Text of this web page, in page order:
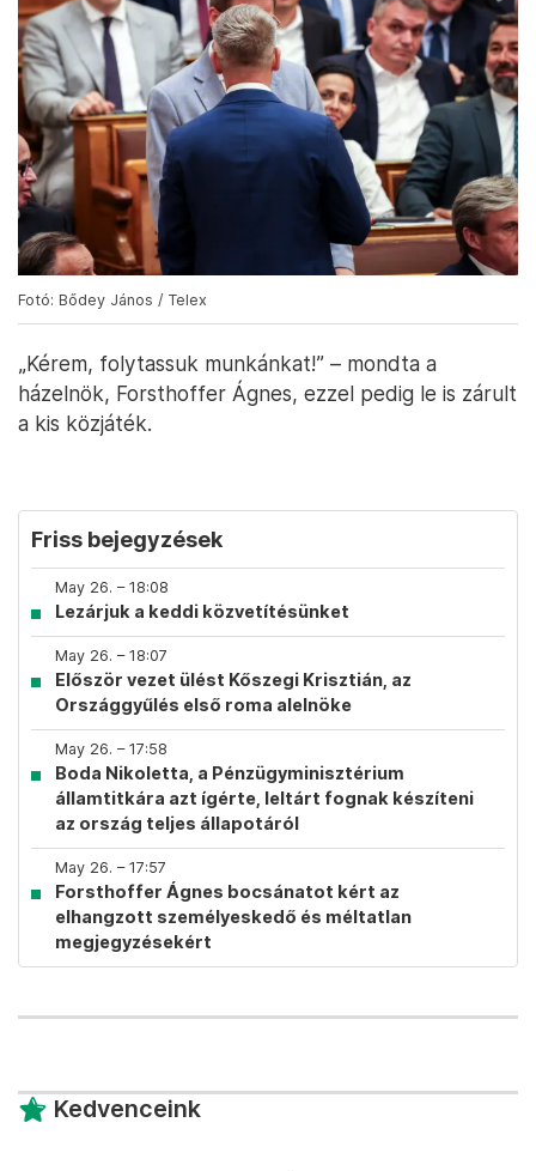
Fotó: Bődey János / Telex
„Kérem, folytassuk munkánkat!” – mondta a
házelnök, Forsthoffer Ágnes, ezzel pedig le is zárult
a kis közjáték.
Friss bejegyzések
May 26. – 18:08
Lezárjuk a keddi közvetítésünket
May 26. – 18:07
Először vezet ülést Kőszegi Krisztián, az
Országgyűlés első roma alelnöke
May 26. – 17:58
Boda Nikoletta, a Pénzügyminisztérium
államtitkára azt ígérte, leltárt fognak készíteni
az ország teljes állapotáról
May 26. – 17:57
Forsthoffer Ágnes bocsánatot kért az
elhangzott személyeskedő és méltatlan
megjegyzésekért
Kedvenceink